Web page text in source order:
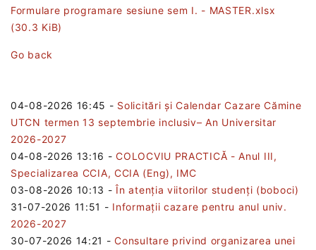
Formulare programare sesiune sem I. - MASTER.xlsx
(30.3 KiB)
Go back
04-08-2026 16:45 - Solicitări și Calendar Cazare Cămine
UTCN termen 13 septembrie inclusiv– An Universitar
2026-2027
04-08-2026 13:16 -COLOCVIU PRACTICĂ - Anul III,
Specializarea CCIA, CCIA (Eng), IMC
03-08-2026 10:13 -În atenția viitorilor studenți (boboci)
31-07-2026 11:51 - Informații cazare pentru anul univ.
2026-2027
30-07-2026 14:21 -Consultare privind organizarea unei